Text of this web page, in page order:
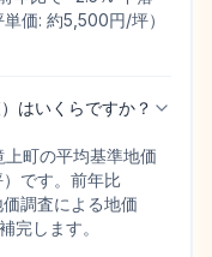
価: 約5,500円/坪）
はいくらですか？
町の平均基準地価
です。前年比
調査による地価
完します。